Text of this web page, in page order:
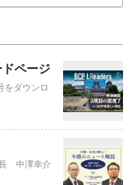
ページ
をダウンロ
長 中澤幸介